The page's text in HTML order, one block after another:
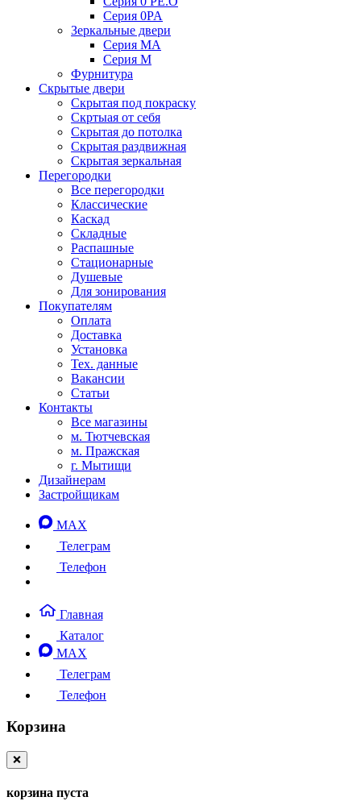
Серия 0PA
Зеркальные двери
Серия MA
Серия M
Фурнитура
Скрытые двери
Скрытая под покраску
Скртыая от себя
Скрытая до потолка
Скрытая раздвижная
Скрытая зеркальная
Перегородки
Все перегородки
Классические
Каскад
Складные
Распашные
Стационарные
Душевые
Для зонирования
Покупателям
Оплата
Доставка
Установка
Тех. данные
Вакансии
Статьи
Контакты
Все магазины
м. Тютчевская
м. Пражская
г. Мытищи
Дизайнерам
Застройщикам
MAX
Телеграм
Телефон
Главная
Каталог
MAX
Телеграм
Телефон
Корзина
❌
корзина пуста